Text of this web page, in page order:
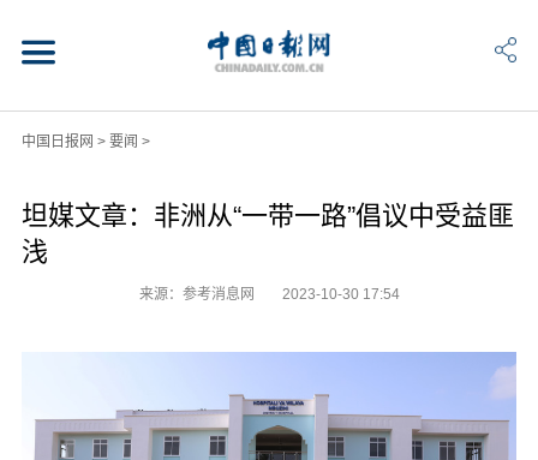
中国日报网 > 要闻 >
坦媒文章：非洲从“一带一路”倡议中受益匪
浅
来源：参考消息网 2023-10-30 17:54